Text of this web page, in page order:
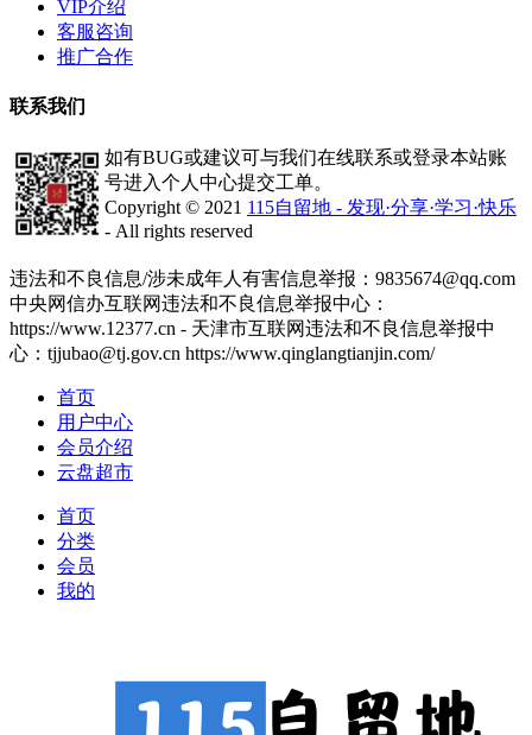
VIP介绍
客服咨询
推广合作
联系我们
如有BUG或建议可与我们在线联系或登录本站账
号进入个人中心提交工单。
Copyright © 2021 115自留地 - 发现·分享·学习·快乐
- All rights reserved
违法和不良信息/涉未成年人有害信息举报：9835674@qq.com
中央网信办互联网违法和不良信息举报中心：
https://www.12377.cn - 天津市互联网违法和不良信息举报中
心：tjjubao@tj.gov.cn https://www.qinglangtianjin.com/
首页
用户中心
会员介绍
云盘超市
首页
分类
会员
我的